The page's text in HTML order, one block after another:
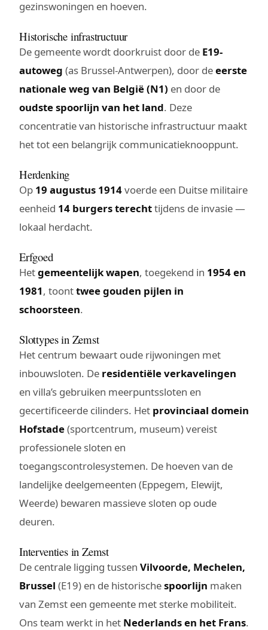
gezinswoningen en hoeven.
Historische infrastructuur
De gemeente wordt doorkruist door de E19-
autoweg (as Brussel-Antwerpen), door deeerste
nationale weg van België (N1) en door de
oudste spoorlijn van het land. Deze
concentratie van historische infrastructuur maakt
het tot een belangrijk communicatieknooppunt.
Herdenking
Op 19 augustus 1914voerde een Duitse militaire
eenheid 14 burgers terechttijdens de invasie —
lokaal herdacht.
Erfgoed
Hetgemeentelijk wapen, toegekend in 1954 en
1981, toonttwee gouden pijlen in
schoorsteen.
Slottypes in Zemst
Het centrum bewaart oude rijwoningen met
inbouwsloten. De residentiële verkavelingen
en villa’s gebruiken meerpuntssloten en
gecertificeerde cilinders. Het provinciaal domein
Hofstade(sportcentrum, museum) vereist
professionele sloten en
toegangscontrolesystemen. De hoeven van de
landelijke deelgemeenten (Eppegem, Elewijt,
Weerde) bewaren massieve sloten op oude
deuren.
Interventies in Zemst
De centrale ligging tussen Vilvoorde, Mechelen,
Brussel (E19) en de historischespoorlijn maken
van Zemst een gemeente met sterke mobiliteit.
Ons team werkt in het Nederlands en het Frans.